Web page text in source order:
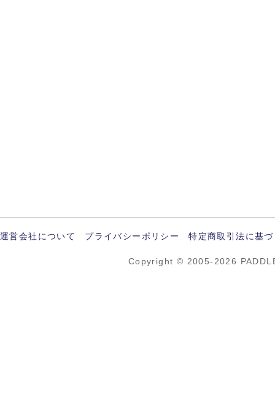
運営会社について プライバシーポリシー 特定商取引法に基
Copyright © 2005-2026